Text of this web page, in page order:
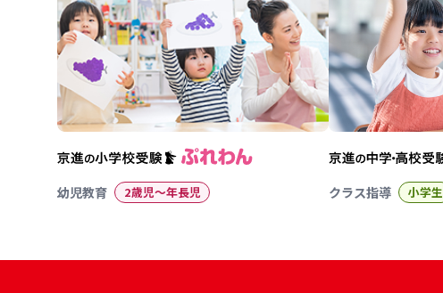
幼児教育 2歳児〜年長児 クラス指導 小学生